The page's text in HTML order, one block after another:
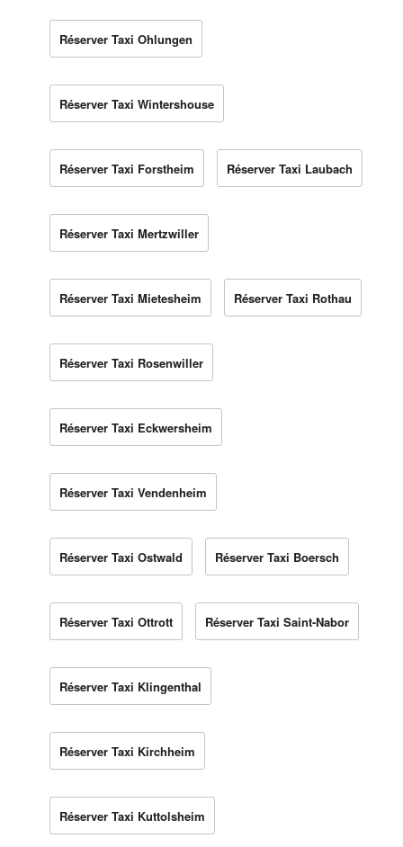
Réserver Taxi Ohlungen
Réserver Taxi Wintershouse
Réserver Taxi Forstheim Réserver Taxi Laubach
Réserver Taxi Mertzwiller
Réserver Taxi Mietesheim Réserver Taxi Rothau
Réserver Taxi Rosenwiller
Réserver Taxi Eckwersheim
Réserver Taxi Vendenheim
Réserver Taxi Ostwald Réserver Taxi Boersch
Réserver Taxi Ottrott Réserver Taxi Saint-Nabor
Réserver Taxi Klingenthal
Réserver Taxi Kirchheim
Réserver Taxi Kuttolsheim